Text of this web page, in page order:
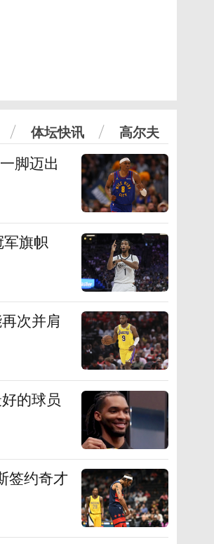
体坛快讯 高尔夫
脚迈出
旗帜
次并肩
的球员
签约奇才